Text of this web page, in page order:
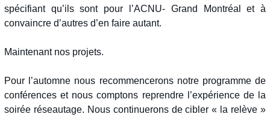
spécifiant qu’ils sont pour l’ACNU- Grand Montréal et à
convaincre d’autres d’en faire autant.
Maintenant nos projets.
Pour l’automne nous recommencerons notre programme de
conférences et nous comptons reprendre l’expérience de la
soirée réseautage. Nous continuerons de cibler « la relève »